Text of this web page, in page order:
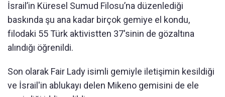
İsrail’in Küresel Sumud Filosu’na düzenlediği
baskında şu ana kadar birçok gemiye el kondu,
filodaki 55 Türk aktivistten 37'sinin de gözaltına
alındığı öğrenildi.
Son olarak Fair Lady isimli gemiyle iletişimin kesildiği
ve İsrail'in ablukayı delen Mikeno gemisini de ele